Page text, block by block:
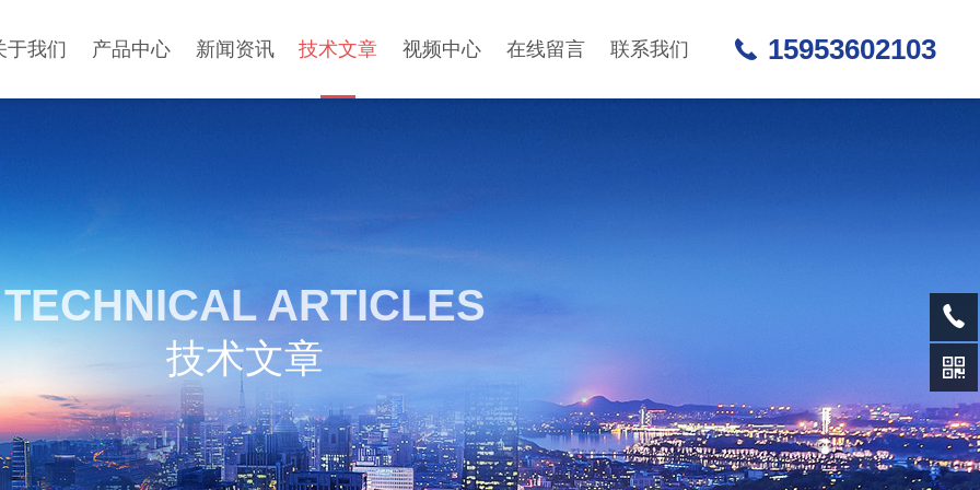
于我们 产品中心 新闻资讯 技术文章 视频中心 在线留言 联系我们 15953602103
TECHNICAL ARTICLES
技术文章